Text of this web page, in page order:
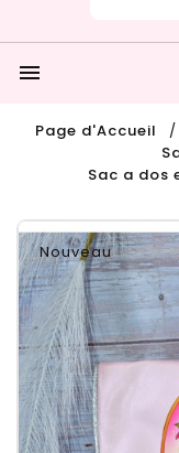

Page d'Accueil
Sac a dos
Nouveau